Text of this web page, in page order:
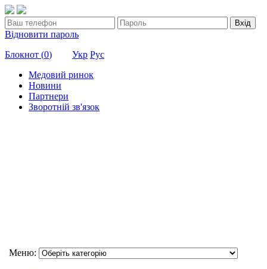
Вхід
Відновити пароль
Блокнот (0) Укр Рус
Медовий ринок
Новини
Партнери
Зворотній зв'язок
Меню: